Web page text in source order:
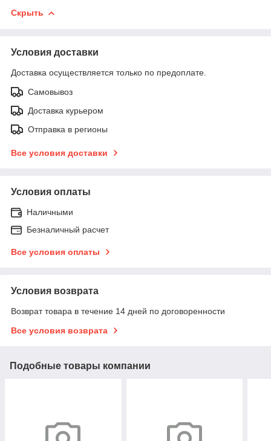
Скрыть
Условия доставки
Доставка осуществляется только по предоплате.
Самовывоз
Доставка курьером
Отправка в регионы
Все условия доставки
Условия оплаты
Наличными
Безналичный расчет
Все условия оплаты
Условия возврата
Возврат товара в течение 14 дней по договоренности
Все условия возврата
Подобные товары компании